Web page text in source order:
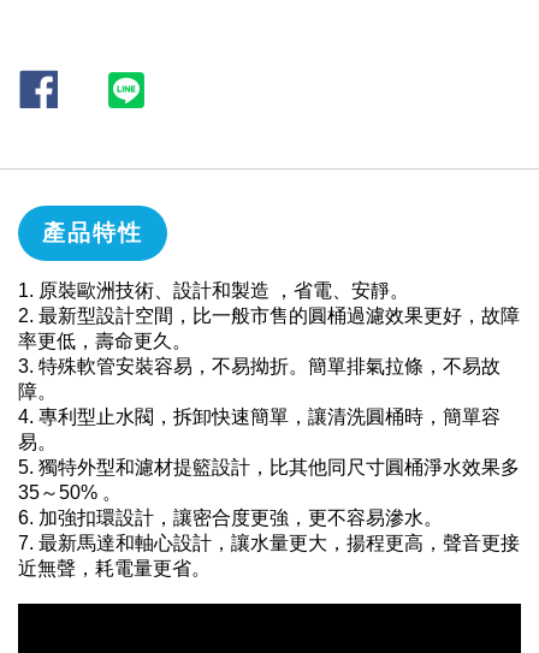
產品特性
1. 原裝歐洲技術、設計和製造 ，省電、安靜。
2. 最新型設計空間，比一般市售的圓桶過濾效果更好，故障
率更低，壽命更久。
3. 特殊軟管安裝容易，不易拗折。簡單排氣拉條，不易故
障。
4. 專利型止水閥，拆卸快速簡單，讓清洗圓桶時，簡單容
易。
5. 獨特外型和濾材提籃設計，比其他同尺寸圓桶淨水效果多
35～50% 。
6. 加強扣環設計，讓密合度更強，更不容易滲水。
7. 最新馬達和軸心設計，讓水量更大，揚程更高，聲音更接
近無聲，耗電量更省。